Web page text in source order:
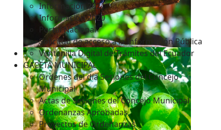
Información 2021
Información 2020
Portal Nacional
Solicitud de acceso a la Información Pública
Ventanilla Digital de Trámites del Ecuador
GACETA MUNICIPAL
Ordenes del día Sesiones del Concejo
Municipal
Actas de Sesiones del Concejo Municipal
Ordenanzas Aprobadas
Proyectos de Ordenanzas